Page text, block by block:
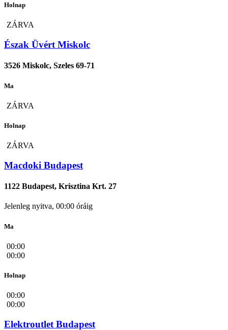
Holnap
ZÁRVA
Észak Üvért Miskolc
3526 Miskolc, Szeles 69-71
Ma
ZÁRVA
Holnap
ZÁRVA
Macdoki Budapest
1122 Budapest, Krisztina Krt. 27
Jelenleg nyitva, 00:00 óráig
Ma
00:00
00:00
Holnap
00:00
00:00
Elektroutlet Budapest